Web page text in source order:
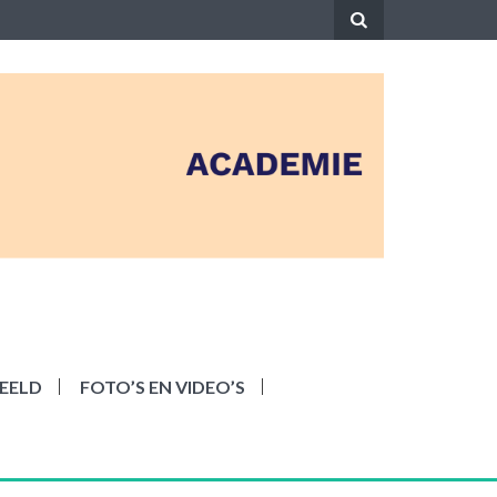
FOTO’S EN VIDEO’S